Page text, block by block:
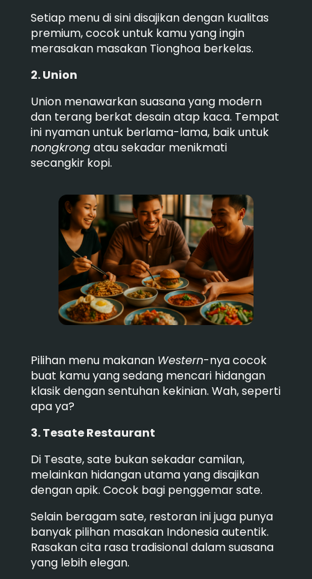
Setiap menu di sini disajikan dengan kualitas
premium, cocok untuk kamu yang ingin
merasakan masakan Tionghoa berkelas.
2. Union
Union menawarkan suasana yang modern
dan terang berkat desain atap kaca. Tempat
ini nyaman untuk berlama-lama, baik untuk
nongkrongatau sekadar menikmati
secangkir kopi.
Pilihan menu makanan Western-nya cocok
buat kamu yang sedang mencari hidangan
klasik dengan sentuhan kekinian. Wah, seperti
apa ya?
3. Tesate Restaurant
Di Tesate, sate bukan sekadar camilan,
melainkan hidangan utama yang disajikan
dengan apik. Cocok bagi penggemar sate.
Selain beragam sate, restoran ini juga punya
banyak pilihan masakan Indonesia autentik.
Rasakan cita rasa tradisional dalam suasana
yang lebih elegan.